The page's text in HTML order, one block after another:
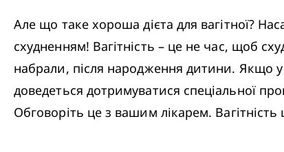
Але що таке хороша дієта для вагітної?
схудненням! Вагітність – це не час, щоб
набрали, після народження дитини. Якщо
доведеться дотримуватися спеціальної
Обговоріть це з вашим лікарем.